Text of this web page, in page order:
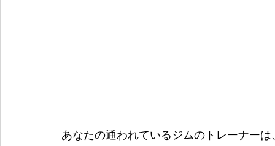
あなたの通われているジムのトレーナー